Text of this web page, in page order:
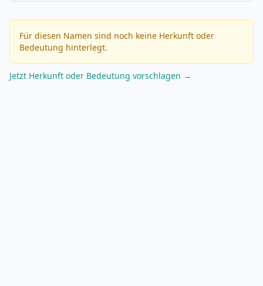
Für diesen Namen sind noch keine Herkunft oder
Bedeutung hinterlegt.
Jetzt Herkunft oder Bedeutung vorschlagen →